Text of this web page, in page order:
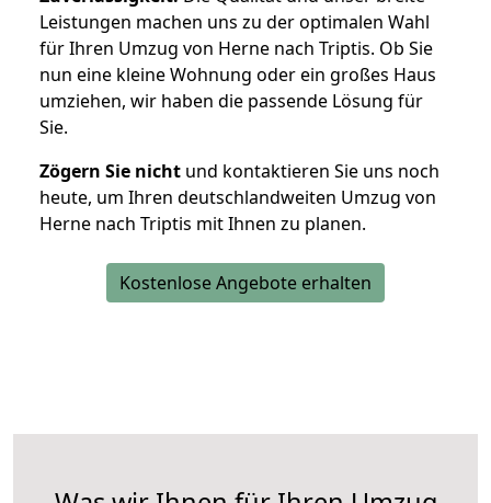
Leistungen machen uns zu der optimalen Wahl
für Ihren Umzug von Herne nach Triptis. Ob Sie
nun eine kleine Wohnung oder ein großes Haus
umziehen, wir haben die passende Lösung für
Sie.
Zögern Sie nicht und kontaktieren Sie uns noch
heute, um Ihren deutschlandweiten Umzug von
Herne nach Triptis mit Ihnen zu planen.
Kostenlose Angebote erhalten